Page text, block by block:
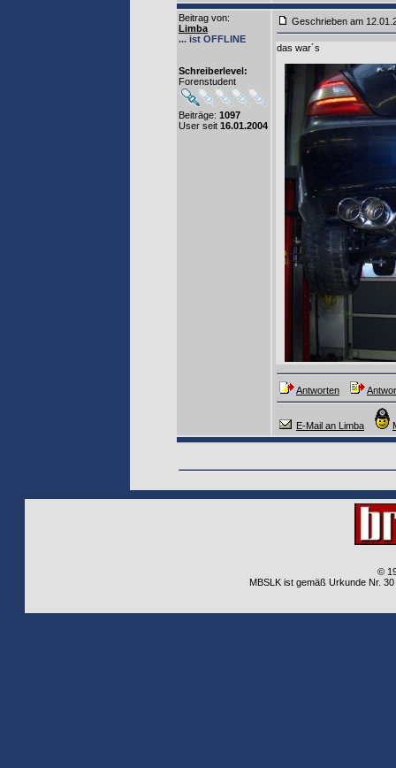
Beitrag von:
Limba
... ist OFFLINE
Schreiberlevel:
Forenstudent
Beiträge: 1097
User seit 16.01.2004
Geschrieben am
das war´s
Antworten
E-Mail an Limba
©
MBSLK ist gemäß Urkunde Nr.